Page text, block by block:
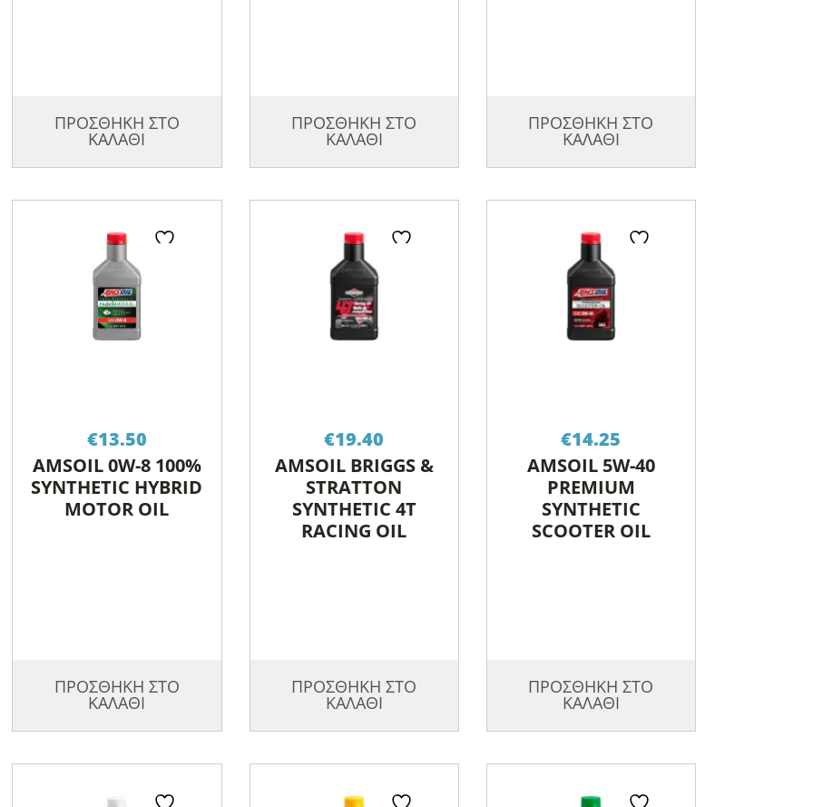
ΠΡΟΣΘΗΚΗ ΣΤΟ
ΚΑΛΑΘΙ
ΠΡΟΣΘΗΚΗ ΣΤΟ
ΚΑΛΑΘΙ
ΠΡΟΣΘΗΚΗ ΣΤΟ
ΚΑΛΑΘΙ
€13.50
AMSOIL 0W-8 100%
SYNTHETIC HYBRID
MOTOR OIL
ΠΡΟΣΘΗΚΗ ΣΤΟ
ΚΑΛΑΘΙ
€19.40
AMSOIL BRIGGS &
STRATTON
SYNTHETIC 4T
RACING OIL
ΠΡΟΣΘΗΚΗ ΣΤΟ
ΚΑΛΑΘΙ
€14.25
AMSOIL 5W-40
PREMIUM
SYNTHETIC
SCOOTER OIL
ΠΡΟΣΘΗΚΗ ΣΤΟ
ΚΑΛΑΘΙ